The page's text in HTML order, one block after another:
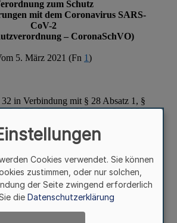
Cookies verwendet. Sie können
zustimmen, oder nur solchen,
der Seite zwingend erforderlich
die Datenschutzerklärung